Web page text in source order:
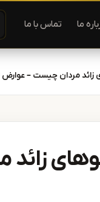
| آفرودیت لیزر —
ما تماس با ما
زائد مردان چیست – عوارض